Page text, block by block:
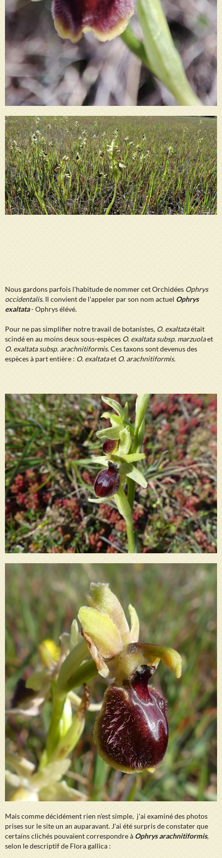
Nous gardons parfois l'habitude de nommer cet OrchidéesOphrys
occidentalis. Il convient de l'appeler par son nom actuelOphrys
exaltata- Ophrys élévé.
Pour ne pas simplifier notre travail de botanistes,O. exaltataétait
scindé en au moins deux sous-espècesO. exaltata subsp. marzuolaet
O. exaltata subsp. arachnitiformis. Ces taxons sont devenus des
espèces à part entière :O. exaltataetO. arachnitiformis.
Mais comme décidément rien n'est simple, j'ai examiné des photos
prises sur le site un an auparavant. J'ai été surpris de constater que
certains clichés pouvaient correspondre àOphrys arachnitiformis,
selon le descriptif de Flora gallica :